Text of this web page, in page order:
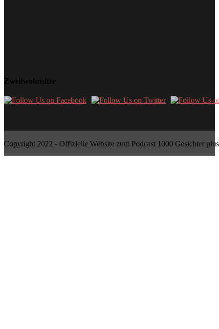
Zweitwohnsitze
Copyright 2022 - Offizielle Website zum Podcast 1000 Gesichter